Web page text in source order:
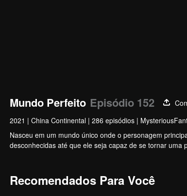
Mundo Perfeito Episódio 152
2021 | China Continental | 286 episódios |
Nasceu em um mundo único onde o personagem
desconhecidas até que ele seja capaz de se tornar
Recomendados Para Você